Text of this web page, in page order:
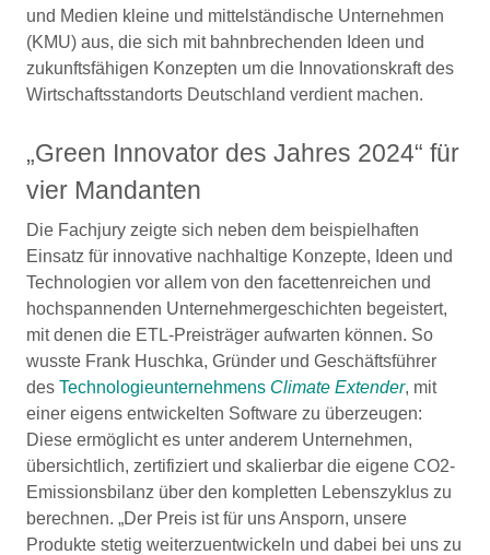
und Medien kleine und mittelständische Unternehmen
(KMU) aus, die sich mit bahnbrechenden Ideen und
zukunftsfähigen Konzepten um die Innovationskraft des
Wirtschaftsstandorts Deutschland verdient machen.
„Green Innovator des Jahres 2024“ für
vier Mandanten
Die Fachjury zeigte sich neben dem beispielhaften
Einsatz für innovative nachhaltige Konzepte, Ideen und
Technologien vor allem von den facettenreichen und
hochspannenden Unternehmergeschichten begeistert,
mit denen die ETL-Preisträger aufwarten können. So
wusste Frank Huschka, Gründer und Geschäftsführer
des Technologieunternehmens Climate Extender, mit
einer eigens entwickelten Software zu überzeugen:
Diese ermöglicht es unter anderem Unternehmen,
übersichtlich, zertifiziert und skalierbar die eigene CO2-
Emissionsbilanz über den kompletten Lebenszyklus zu
berechnen. „Der Preis ist für uns Ansporn, unsere
Produkte stetig weiterzuentwickeln und dabei bei uns zu